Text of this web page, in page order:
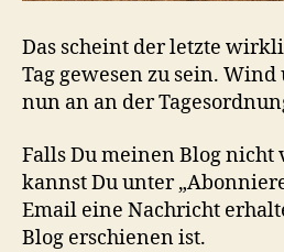
Das scheint der letzte
Tag gewesen zu sein.
nun an an der
Falls Du meinen Blog nicht
kannst Du unter
Email eine Nachricht
Blog erschienen ist.